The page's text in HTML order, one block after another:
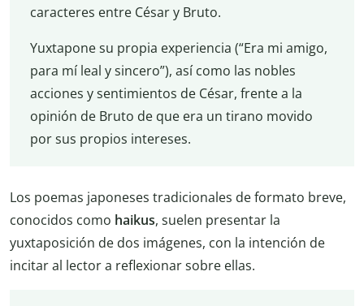
caracteres entre César y Bruto.
Yuxtapone su propia experiencia (“Era mi amigo,
para mí leal y sincero”), así como las nobles
acciones y sentimientos de César, frente a la
opinión de Bruto de que era un tirano movido
por sus propios intereses.
Los poemas japoneses tradicionales de formato breve,
conocidos como haikus, suelen presentar la
yuxtaposición de dos imágenes, con la intención de
incitar al lector a reflexionar sobre ellas.